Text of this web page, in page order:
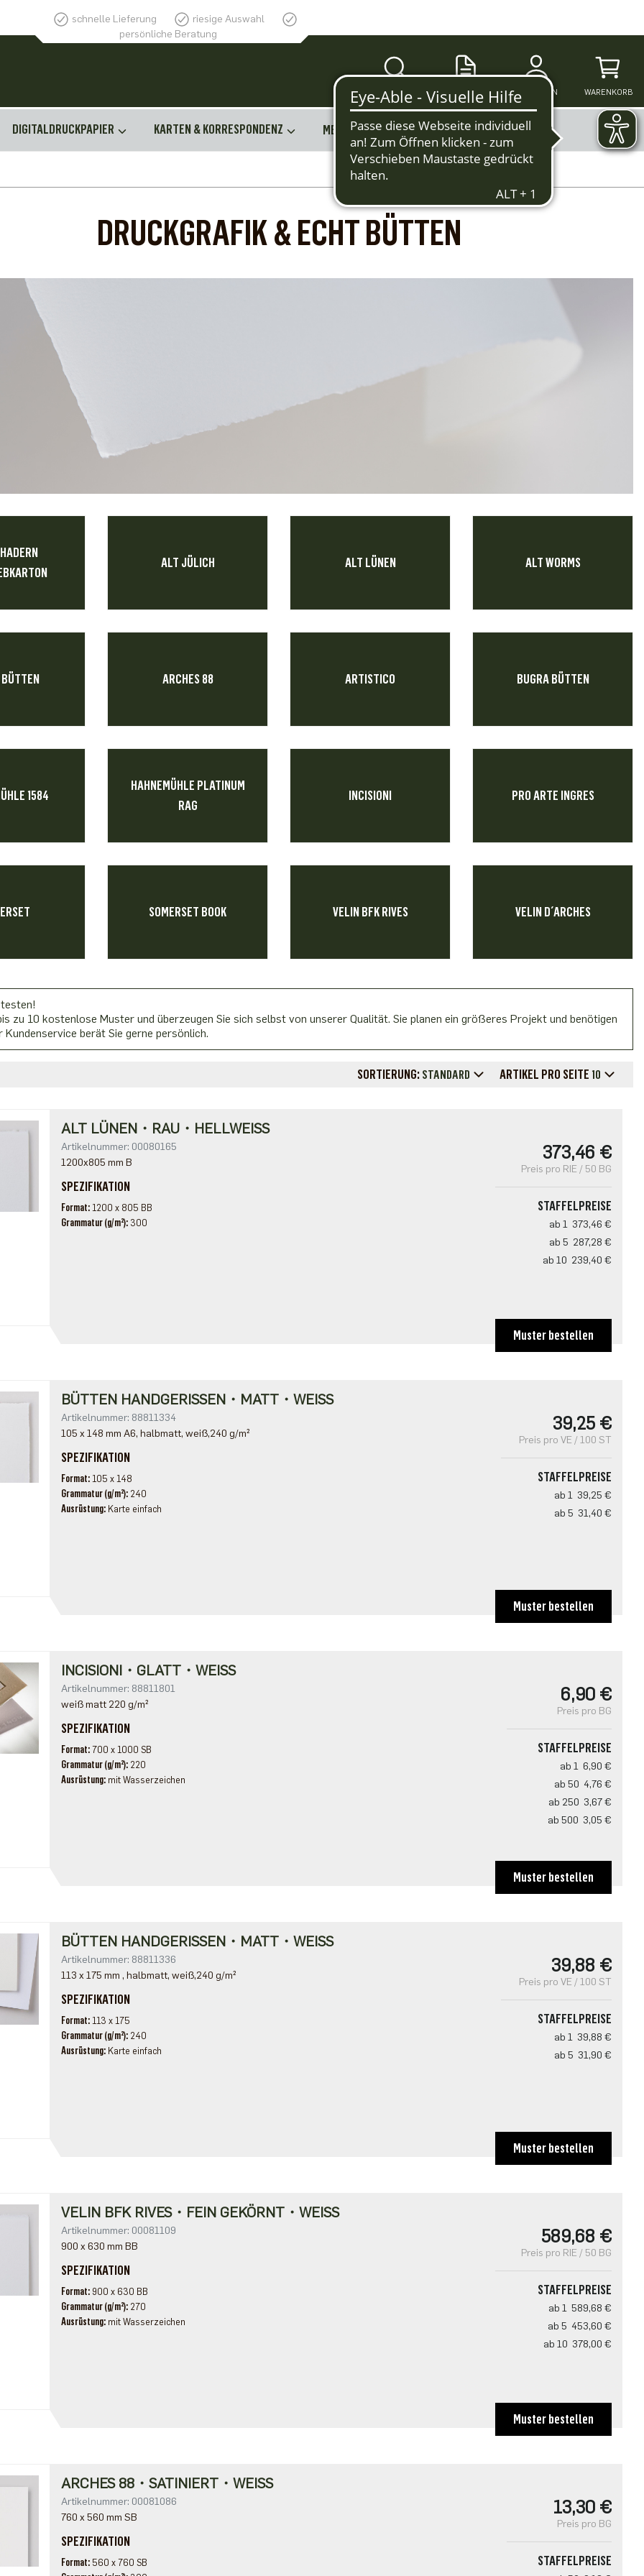
schnelle Lieferung
riesige Auswahl
persönliche Beratung
SUCHE MERKZETTEL ANMELDEN WARENKORB
DIGITALDRUCKPAPIER KARTEN & KORRESPONDENZ MEHR
DRUCKGRAFIK & ECHT BÜTTEN
ALT JÜLICH ALT LÜNEN ALT WORMS
ARCHES 88 ARTISTICO BUGRA BÜTTEN
1584
HAHNEMÜHLE PLATINUM
RAG
INCISIONI PRO ARTE INGRES
SOMERSET BOOK VELIN BFK RIVES VELIN D´ARCHES
zu 10 kostenlose Muster und überzeugen Sie sich selbst von unserer Qualität. Sie planen ein größeres Projekt und benötigen
Kundenservice berät Sie gerne persönlich.
SORTIERUNG: STANDARD ARTIKEL PRO SEITE 10
ALT LÜNEN・RAU・HELLWEISS
Artikelnummer: 00080165
1200x805 mm B
SPEZIFIKATION
Format 1200 x 805 BB
Grammatur (g/m²) 300
373,46 €
Preis pro RIE / 50 BG
STAFFELPREISE
ab 1 373,46 €
ab 5 287,28 €
ab 10 239,40 €
Muster bestellen
BÜTTEN HANDGERISSEN・MATT・WEISS
Artikelnummer: 88811334
105 x 148 mm A6, halbmatt, weiß,240 g/m²
SPEZIFIKATION
Format 105 x 148
Grammatur (g/m²) 240
Ausrüstung Karte einfach
39,25 €
Preis pro VE / 100 ST
STAFFELPREISE
ab 1 39,25 €
ab 5 31,40 €
Muster bestellen
INCISIONI・GLATT・WEISS
Artikelnummer: 88811801
weiß matt 220 g/m²
SPEZIFIKATION
Format 700 x 1000 SB
Grammatur (g/m²) 220
Ausrüstung mit Wasserzeichen
6,90 €
Preis pro BG
STAFFELPREISE
ab 1 6,90 €
ab 50 4,76 €
ab 250 3,67 €
ab 500 3,05 €
Muster bestellen
BÜTTEN HANDGERISSEN・MATT・WEISS
Artikelnummer: 88811336
113 x 175 mm , halbmatt, weiß,240 g/m²
SPEZIFIKATION
Format 113 x 175
Grammatur (g/m²) 240
Ausrüstung Karte einfach
39,88 €
Preis pro VE / 100 ST
STAFFELPREISE
ab 1 39,88 €
ab 5 31,90 €
Muster bestellen
VELIN BFK RIVES・FEIN GEKÖRNT・WEISS
Artikelnummer: 00081109
900 x 630 mm BB
SPEZIFIKATION
Format 900 x 630 BB
Grammatur (g/m²) 270
Ausrüstung mit Wasserzeichen
589,68 €
Preis pro RIE / 50 BG
STAFFELPREISE
ab 1 589,68 €
ab 5 453,60 €
ab 10 378,00 €
Muster bestellen
ARCHES 88・SATINIERT・WEISS
Artikelnummer: 00081086
760 x 560 mm SB
SPEZIFIKATION
Format 560 x 760 SB
13,30 €
Preis pro BG
STAFFELPREISE